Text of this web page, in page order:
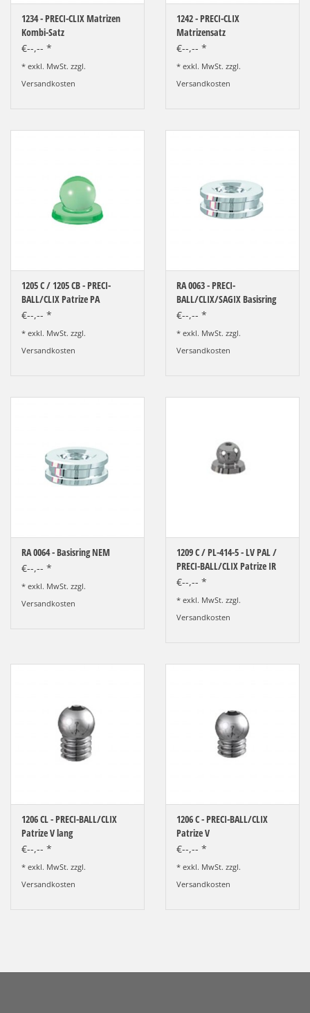
1234 - PRECI-CLIX Matrizen
Kombi-Satz
€--,-- *
* exkl. MwSt. zzgl.
Versandkosten
1242 - PRECI-CLIX
Matrizensatz
€--,-- *
* exkl. MwSt. zzgl.
Versandkosten
1205 C / 1205 CB - PRECI-
BALL/CLIX Patrize PA
€--,-- *
* exkl. MwSt. zzgl.
Versandkosten
RA 0063 - PRECI-
BALL/CLIX/SAGIX Basisring
EM
€--,-- *
* exkl. MwSt. zzgl.
Versandkosten
RA 0064 - Basisring NEM
€--,-- *
* exkl. MwSt. zzgl.
Versandkosten
1209 C / PL-414-5 - LV PAL /
PRECI-BALL/CLIX Patrize IR
€--,-- *
* exkl. MwSt. zzgl.
Versandkosten
1206 CL - PRECI-BALL/CLIX
Patrize V lang
€--,-- *
* exkl. MwSt. zzgl.
Versandkosten
1206 C - PRECI-BALL/CLIX
Patrize V
€--,-- *
* exkl. MwSt. zzgl.
Versandkosten